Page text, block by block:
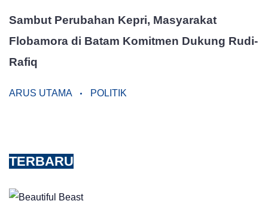
Sambut Perubahan Kepri, Masyarakat
Flobamora di Batam Komitmen Dukung Rudi-
Rafiq
ARUS UTAMA POLITIK
TERBARU